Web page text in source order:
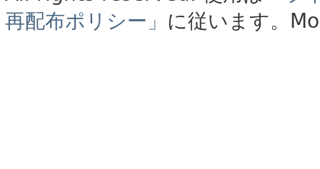
再配布ポリシー」 に従います。